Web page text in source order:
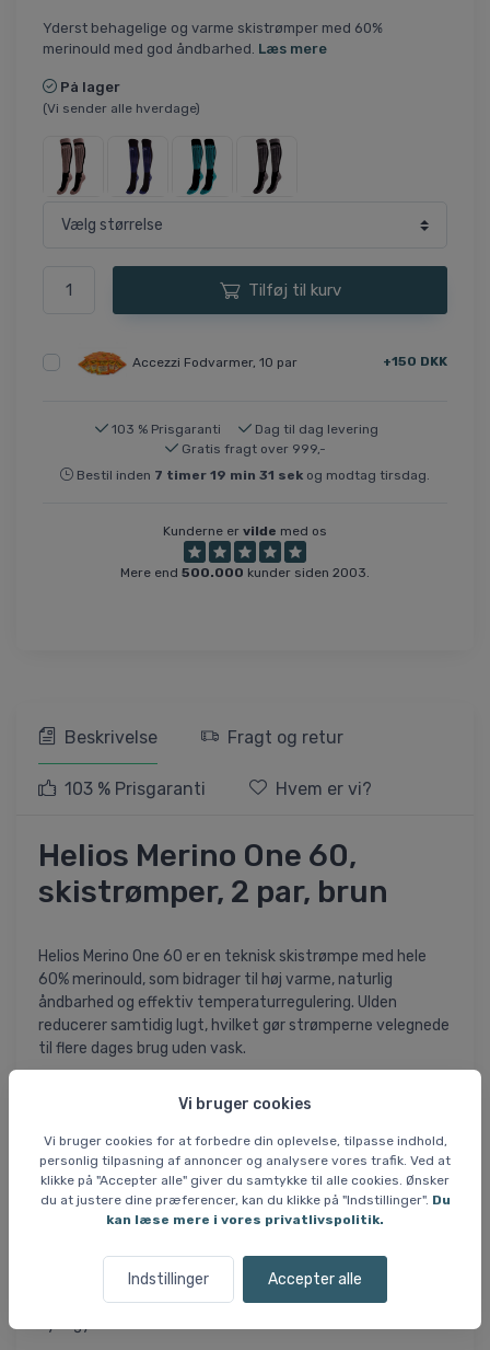
Vi bruger cookies
Vi bruger cookies for at forbedre din oplevelse, tilpasse indhold,
personlig tilpasning af annoncer og analysere vores trafik. Ved at
klikke på "Accepter alle" giver du samtykke til alle cookies. Ønsker
du at justere dine præferencer, kan du klikke på "Indstillinger". Du
kan læse mere i vores privatlivspolitik.
Indstillinger Accepter alle
Yderst behagelige og varme skistrømper med 60%
merinould med god åndbarhed. Læs mere
På lager
(Vi sender alle hverdage)
Tilføj til kurv
Accezzi Fodvarmer, 10 par +150 DKK
103 % Prisgaranti
Dag til dag levering
Gratis fragt over 999,-
Bestil inden 7 timer 19 min 31 sek og modtag tirsdag.
Kunderne er vilde med os
Mere end 500.000 kunder siden 2003.
Beskrivelse Fragt og retur
103 % Prisgaranti Hvem er vi?
Helios Merino One 60,
skistrømper, 2 par, brun
Helios Merino One 60 er en teknisk skistrømpe med hele
60% merinould, som bidrager til høj varme, naturlig
åndbarhed og effektiv temperaturregulering. Ulden
reducerer samtidig lugt, hvilket gør strømperne velegnede
til flere dages brug uden vask.
Strømpen er designet med trykabsorberende zoner på
udsatte områder som skinneben, hæl og fodsål. Det giver
ekstra komfort – især på lange skidage med mange timer i
støvlerne. Flatlock-syninger mindsker risikoen for
generende trykpunkter og sikrer en mere behagelig
pasform.
Modellen er venstre- og højresyet, hvilket betyder, at hver
strømpe er anatomisk formet til den respektive fod. Det
sikrer optimal støtte og komfort, uanset om du er